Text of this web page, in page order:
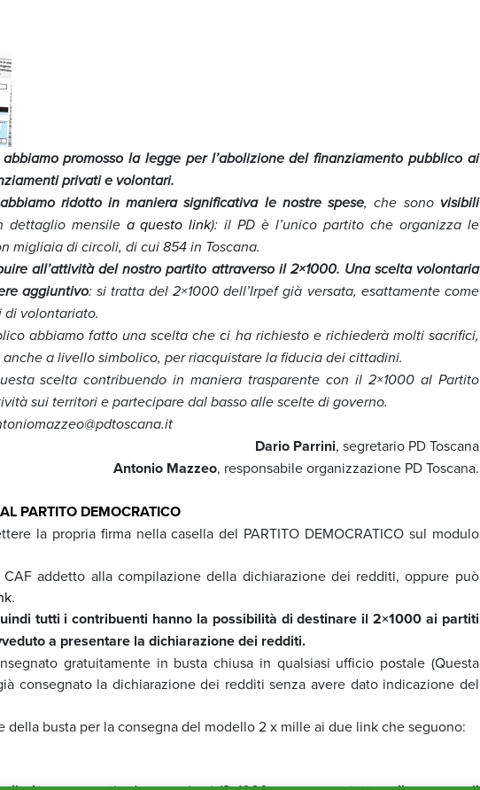
abbiamo promosso la legge per l’abolizione del finanziamento pubblico ai
privati e volontari.
abbiamo ridotto in maniera significativa le nostre spese, che sono visibili
mensile a questo link): il PD è l’unico partito che organizza le
migliaia di circoli, di cui 854 in Toscana.
all’attività del nostro partito attraverso il 2×1000. Una scelta volontaria
aggiuntivo: si tratta del 2×1000 dell’Irpef già versata, esattamente come
di volontariato.
abbiamo fatto una scelta che ci ha richiesto e richiederà molti sacrifici,
a livello simbolico, per riacquistare la fiducia dei cittadini.
scelta contribuendo in maniera trasparente con il 2×1000 al Partito
sui territori e partecipare dal basso alle scelte di governo.
Dario Parrini, segretario PD Toscana
Antonio Mazzeo, responsabile organizzazione PD Toscana.
PARTITO DEMOCRATICO
la propria firma nella casella del PARTITO DEMOCRATICO sul modulo
addetto alla compilazione della dichiarazione dei redditi, oppure può
.
tutti i contribuenti hanno la possibilità di destinare il 2×1000 ai partiti
a presentare la dichiarazione dei redditi.
gratuitamente in busta chiusa in qualsiasi ufficio postale (Questa
consegnato la dichiarazione dei redditi senza avere dato indicazione del
busta per la consegna del modello 2 x mille ai due link che seguono: